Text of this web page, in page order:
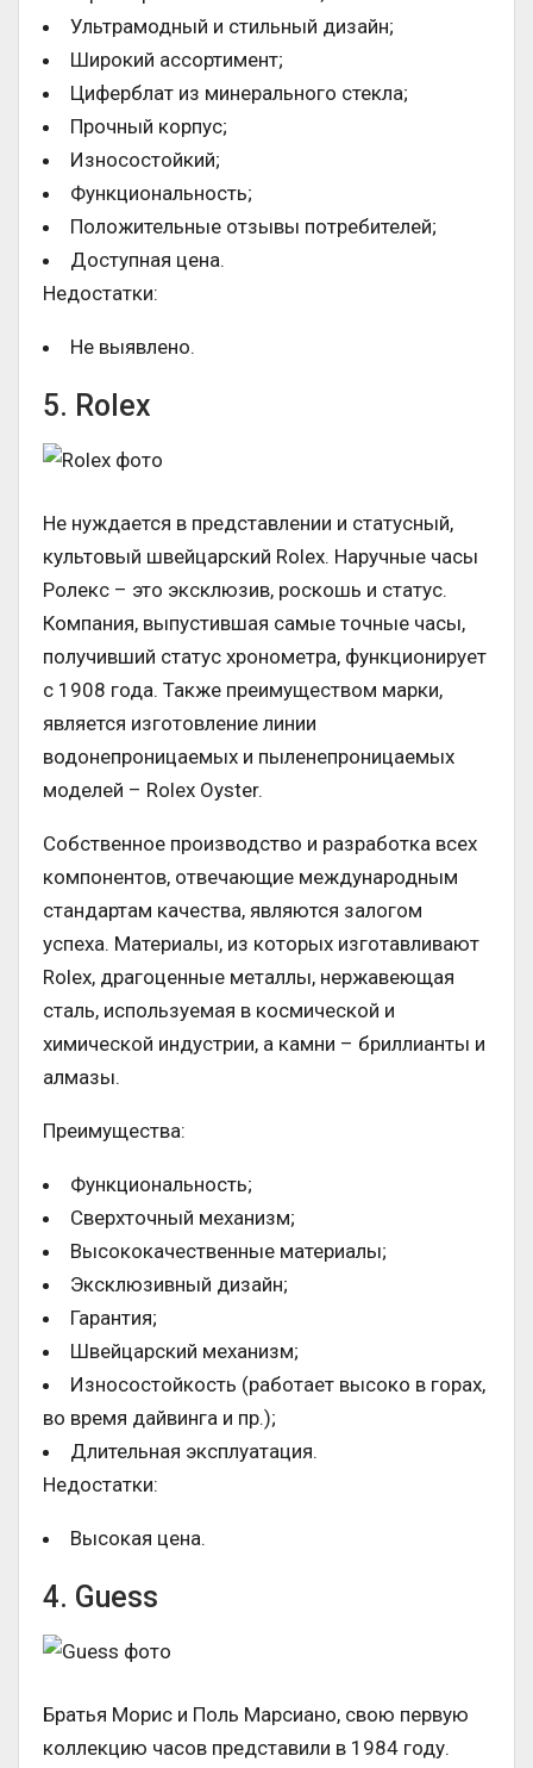
Ультрамодный и стильный дизайн;
Широкий ассортимент;
Циферблат из минерального стекла;
Прочный корпус;
Износостойкий;
Функциональность;
Положительные отзывы потребителей;
Доступная цена.
Недостатки:
Не выявлено.
5. Rolex
Не нуждается в представлении и статусный,
культовый швейцарский Rolex. Наручные часы
Ролекс – это эксклюзив, роскошь и статус.
Компания, выпустившая самые точные часы,
получивший статус хронометра, функционирует
с 1908 года. Также преимуществом марки,
является изготовление линии
водонепроницаемых и пыленепроницаемых
моделей – Rolex Oyster.
Собственное производство и разработка всех
компонентов, отвечающие международным
стандартам качества, являются залогом
успеха. Материалы, из которых изготавливают
Rolex, драгоценные металлы, нержавеющая
сталь, используемая в космической и
химической индустрии, а камни – бриллианты и
алмазы.
Преимущества:
Функциональность;
Сверхточный механизм;
Высококачественные материалы;
Эксклюзивный дизайн;
Гарантия;
Швейцарский механизм;
Износостойкость (работает высоко в горах,
во время дайвинга и пр.);
Длительная эксплуатация.
Недостатки:
Высокая цена.
4. Guess
Братья Морис и Поль Марсиано, свою первую
коллекцию часов представили в 1984 году.